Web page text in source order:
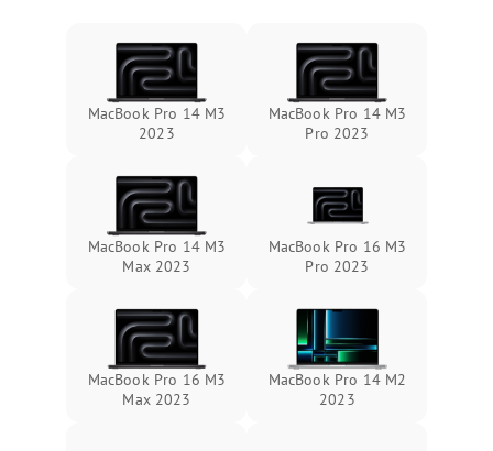
MacBook Pro 14 M3
2023
MacBook Pro 14 M3
Pro 2023
MacBook Pro 14 M3
Max 2023
MacBook Pro 16 M3
Pro 2023
MacBook Pro 16 M3
Max 2023
MacBook Pro 14 M2
2023